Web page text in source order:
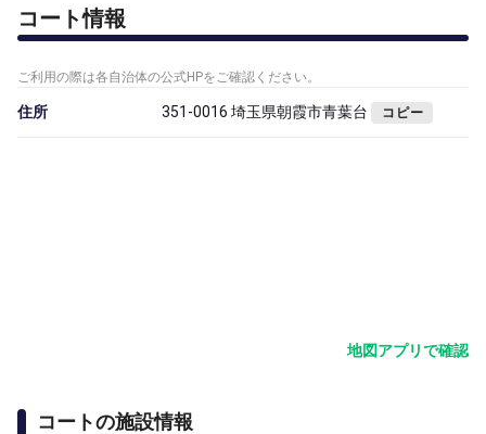
コート情報
ご利用の際は各自治体の公式HPをご確認ください。
住所 351-0016 埼玉県朝霞市青葉台 コピー
地図アプリで確認
コートの施設情報